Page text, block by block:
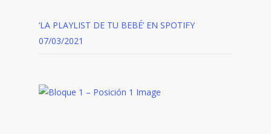
‘LA PLAYLIST DE TU BEBÉ’ EN SPOTIFY
07/03/2021